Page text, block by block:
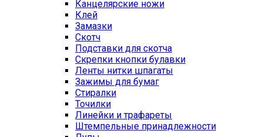
Канцелярские ножи
Клей
Замазки
Скотч
Подставки для скотча
Скрепки кнопки булавки
Ленты нитки шпагаты
Зажимы для бумаг
Стиралки
Точилки
Линейки и трафареты
Штемпельные принадлежности